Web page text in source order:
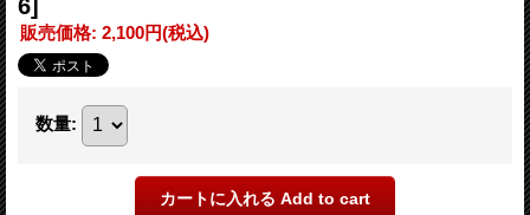
6]
販売価格: 2,100円(税込)
数量: